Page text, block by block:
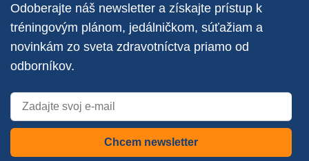
Odoberajte náš newsletter a získajte prístup k
tréningovým plánom, jedálničkom, súťažiam a
novinkám zo sveta zdravotníctva priamo od
odborníkov.
Chcem newsletter